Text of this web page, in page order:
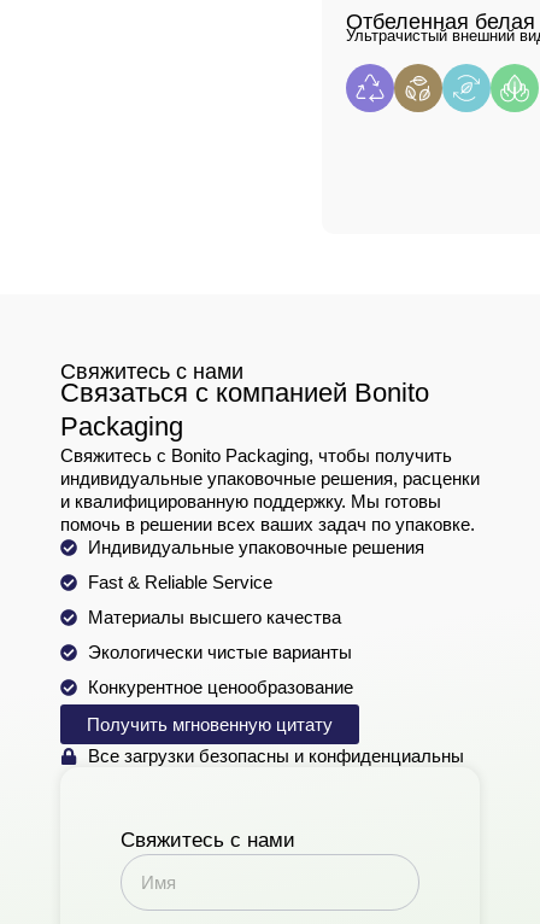
Отбеленная белая
Ультрачистый внешний
Свяжитесь с нами
Связаться с компанией Bonito
Packaging
Свяжитесь с Bonito Packaging, чтобы получить
индивидуальные упаковочные решения, расценки
и квалифицированную поддержку. Мы готовы
помочь в решении всех ваших задач по упаковке.
Индивидуальные упаковочные решения
Fast & Reliable Service
Материалы высшего качества
Экологически чистые варианты
Конкурентное ценообразование
Получить мгновенную цитату
Все загрузки безопасны и конфиденциальны
Свяжитесь с нами